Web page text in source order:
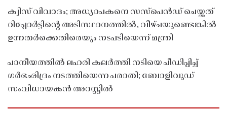
ക്വിസ് വിവാദം; അധ്യാപകനെ സസ്‌പെൻഡ് ചെയ്തത്
റിപ്പോർട്ടിൻ്റെ അടിസ്ഥാനത്തിൽ, വീഴ്ചയുണ്ടെങ്കിൽ
ഉന്നതർക്കെതിരെയും നടപടിയെന്ന് മന്ത്രി
പാനീയത്തിൽ ലഹരി കലർത്തി നടിയെ പീഡിപ്പിച്ച്
ഗർഭഛിദ്രം നടത്തിയെന്ന പരാതി; ബോളിവുഡ്
സംവിധായകൻ അറസ്റ്റിൽ